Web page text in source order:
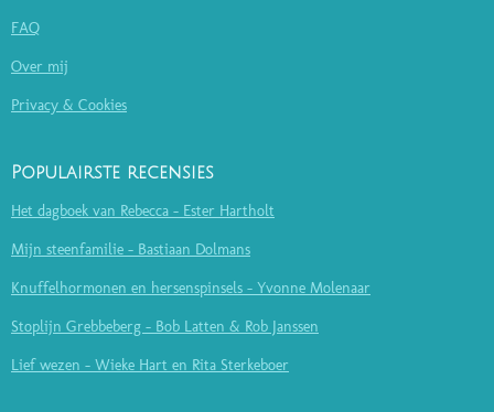
FAQ
Over mij
Privacy & Cookies
Populairste recensies
Het dagboek van Rebecca - Ester Hartholt
Mijn steenfamilie - Bastiaan Dolmans
Knuffelhormonen en hersenspinsels - Yvonne Molenaar
Stoplijn Grebbeberg - Bob Latten & Rob Janssen
Lief wezen - Wieke Hart en Rita Sterkeboer